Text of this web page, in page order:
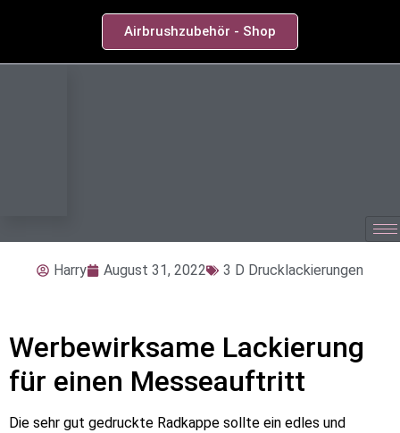
Airbrushzubehör - Shop
Harry August 31, 2022 3 D Drucklackierungen
Werbewirksame Lackierung
für einen Messeauftritt
Die sehr gut gedruckte Radkappe sollte ein edles und